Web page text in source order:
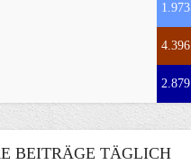
1.973
4.396
2.879
BEITRÄGE TÄGLICH